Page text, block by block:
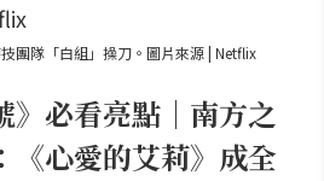
團隊「白組」操刀。圖片來源 | Netflix
》必看亮點｜南方之
《心愛的艾莉》成全